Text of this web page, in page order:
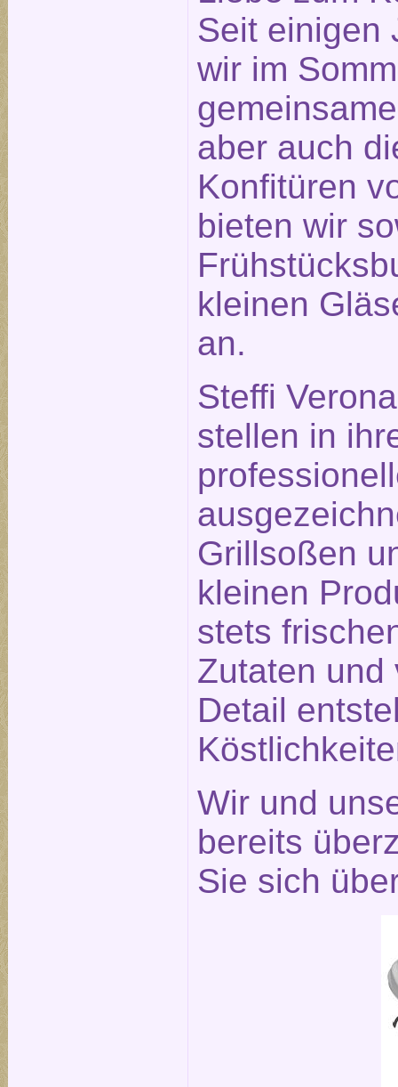
Seit einigen
wir im
aber auch
Konfitüren
bieten wir
kleinen
an.
Steffi
stellen in
Grillsoßen
kleinen
stets
Zutaten und
Detail
Wir und
bereits
Sie sich